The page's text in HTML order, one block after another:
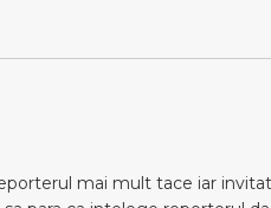
mai mult tace iar